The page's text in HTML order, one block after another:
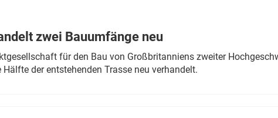
zwei Bauumfänge neu
für den Bau von Großbritanniens zweiter
der entstehenden Trasse neu verhandelt.